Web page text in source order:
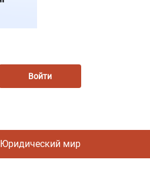
Войти
Юридический мир